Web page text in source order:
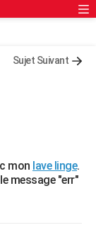
Sujet Suivant
mon lave linge.
message "err"